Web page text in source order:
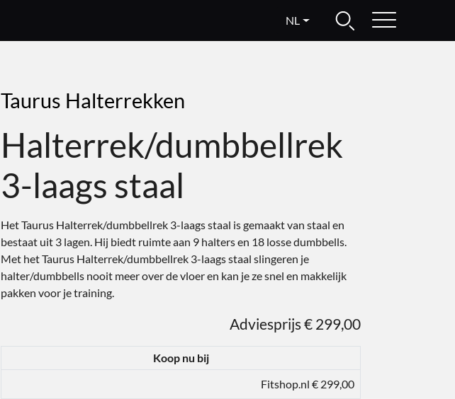
NL
Taurus Halterrekken
Halterrek/dumbbellrek
3-laags staal
Het Taurus Halterrek/dumbbellrek 3-laags staal is gemaakt van staal en
bestaat uit 3 lagen. Hij biedt ruimte aan 9 halters en 18 losse dumbbells.
Met het Taurus Halterrek/dumbbellrek 3-laags staal slingeren je
halter/dumbbells nooit meer over de vloer en kan je ze snel en makkelijk
pakken voor je training.
Adviesprijs € 299,00
Koop nu bij
Fitshop.nl € 299,00